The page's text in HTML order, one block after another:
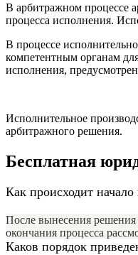
В арбитражном процессе
процесса исполнения.
В процессе
компетентным органам
исполнения,
Исполнительное
арбитражного решения.
Бесплатная
Как происходит
После вынесения решения
окончания процесса
Каков порядок